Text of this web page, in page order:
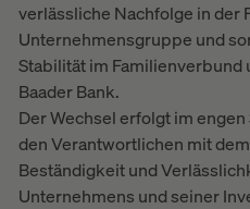
verlässliche Nachfolge in der
Unternehmensgruppe und
Stabilität im
Baader Bank.
Der Wechsel erfolgt im
den Verantwortlichen mit
Beständigkeit und
Unternehmens und seiner